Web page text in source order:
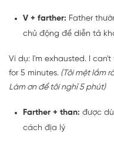
V + farther: Father
chủ động để diễn tả
Ví dụ: I'm exhausted. I
for 5 minutes. (Tôi mệt lắm
Làm ơn để tôi nghỉ 5 phút)
Farther + than: được
cách địa lý